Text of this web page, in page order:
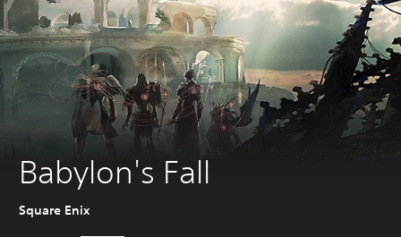
Babylon's Fall
Square Enix